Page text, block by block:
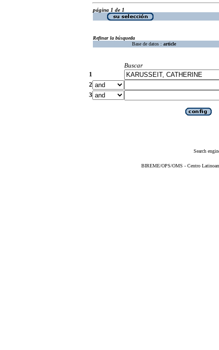
página 1 de 1
Refinar la búsqueda
Base de datos : article
Buscar
1
2
3
Search
BIREME/OPS/OMS - Centro